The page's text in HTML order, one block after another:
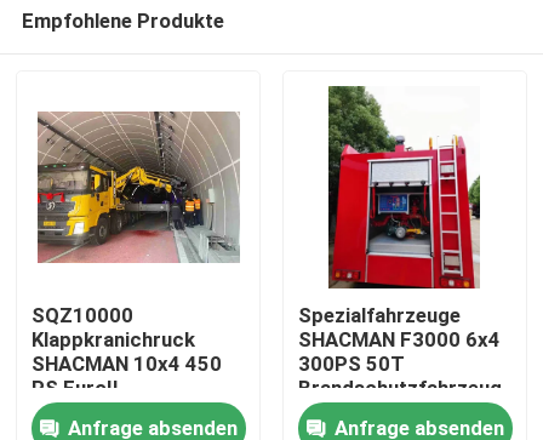
Empfohlene Produkte
SQZ10000
Klappkranichruck
SHACMAN 10x4 450
PS EuroII
Anfrage absenden
Spezialfahrzeuge
SHACMAN F3000 6x4
300PS 50T
Brandschutzfahrzeug
mit WEICHAI
Anfrage absenden